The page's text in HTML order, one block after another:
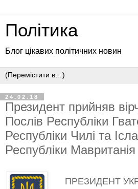
Політика
Блог цікавих політичних новин
24.02.18
Президент прийняв
Послів Республіки
Республіки Чилі та
Республіки Мавританія
ПРЕЗИДЕНТ